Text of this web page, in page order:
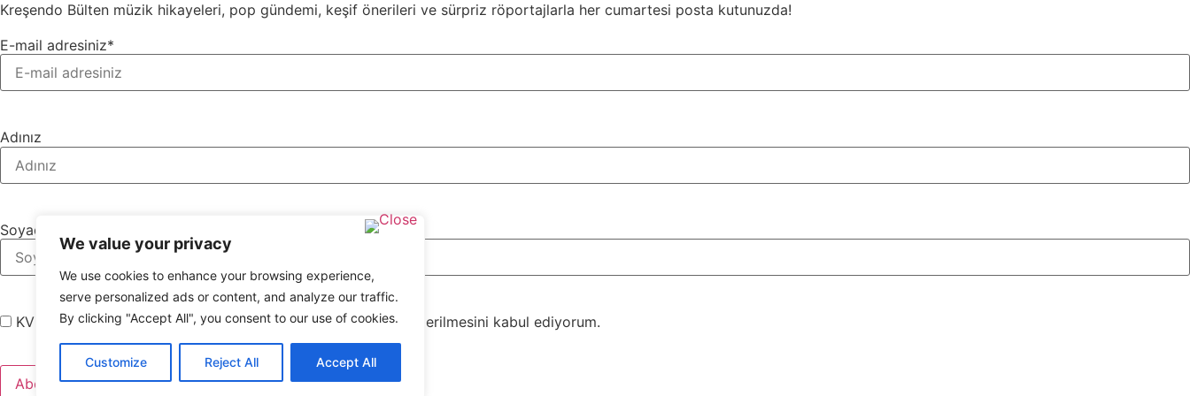
We value your privacy
We use cookies to enhance your browsing experience,
serve personalized ads or content, and analyze our traffic.
By clicking "Accept All", you consent to our use of cookies.
Customize Reject All Accept All
Kreşendo Bülten müzik hikayeleri, pop gündemi, keşif önerileri ve sürpriz röportajlarla her cumartesi posta kutunuzda!
E-mail adresiniz*
Adınız
Soyadınız
KVKK Aydınlatma Metni'ni okudum, anladım ve e-bülten gönderilmesini kabul ediyorum.